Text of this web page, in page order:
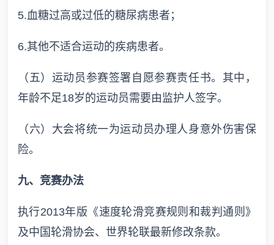
5.血糖过高或过低的糖尿病患者；
6.其他不适合运动的疾病患者。
（五）运动员参赛签署自愿参赛责任书。其中，
年龄不足18岁的运动员需要由监护人签字。
（六）大会将统一为运动员办理人身意外伤害保
险。
九、竞赛办法
执行2013年版《速度轮滑竞赛规则和裁判通则》
及中国轮滑协会、世界轮联最新修改条款。